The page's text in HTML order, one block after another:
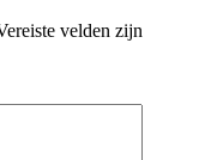
velden zijn